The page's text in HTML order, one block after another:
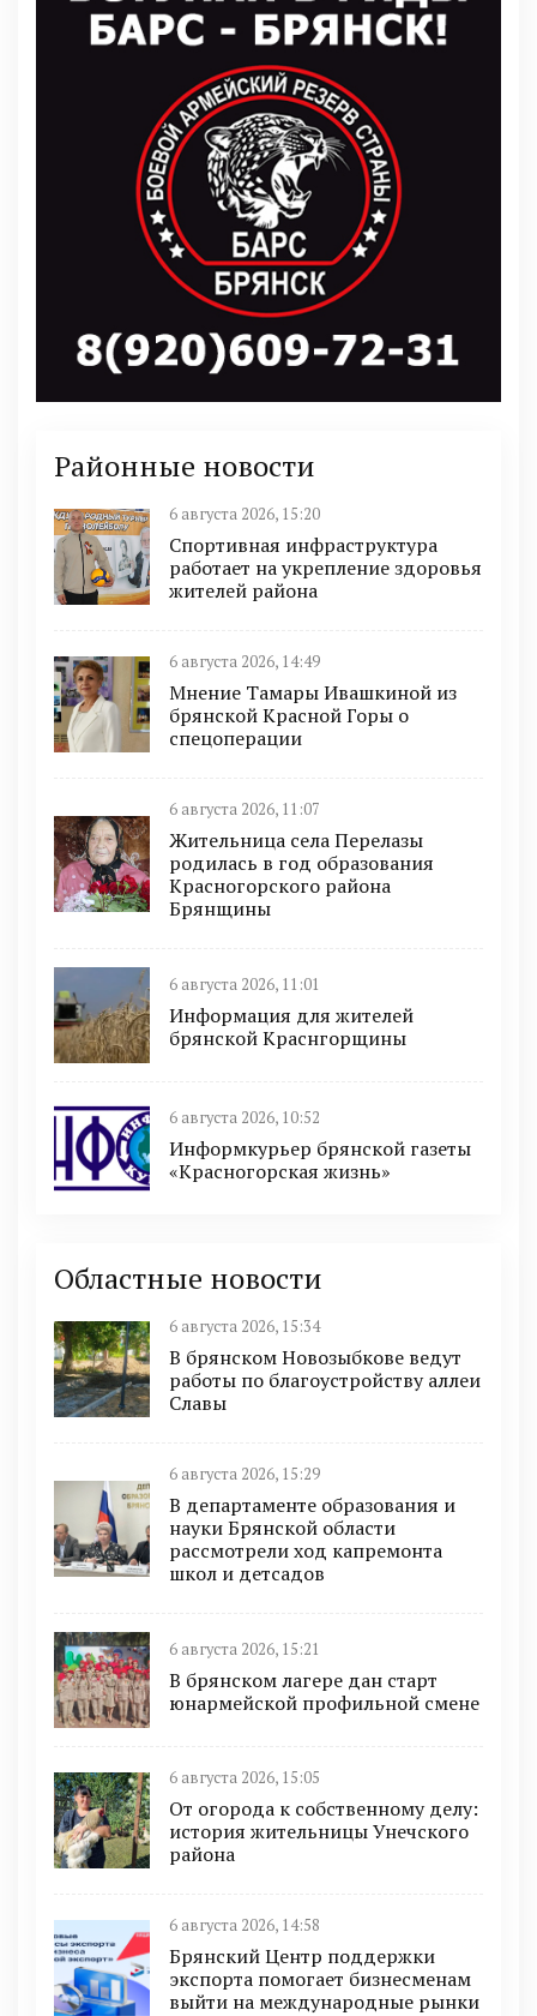
Районные новости
6 августа 2026, 15:20
Спортивная инфраструктура
работает на укрепление здоровья
жителей района
6 августа 2026, 14:49
Мнение Тамары Ивашкиной из
брянской Красной Горы о
спецоперации
6 августа 2026, 11:07
Жительница села Перелазы
родилась в год образования
Красногорского района
Брянщины
6 августа 2026, 11:01
Информация для жителей
брянской Краснгорщины
6 августа 2026, 10:52
Информкурьер брянской газеты
«Красногорская жизнь»
Областные новости
6 августа 2026, 15:34
В брянском Новозыбкове ведут
работы по благоустройству аллеи
Славы
6 августа 2026, 15:29
В департаменте образования и
науки Брянской области
рассмотрели ход капремонта
школ и детсадов
6 августа 2026, 15:21
В брянском лагере дан старт
юнармейской профильной смене
6 августа 2026, 15:05
От огорода к собственному делу:
история жительницы Унечского
района
6 августа 2026, 14:58
Брянский Центр поддержки
экспорта помогает бизнесменам
выйти на международные рынки